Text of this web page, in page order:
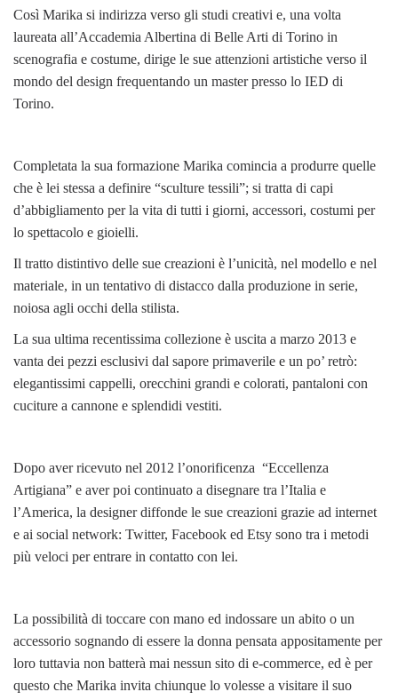
Così Marika si indirizza verso gli studi creativi e, una volta
laureata all’Accademia Albertina di Belle Arti di Torino in
scenografia e costume, dirige le sue attenzioni artistiche verso il
mondo del design frequentando un master presso lo IED di
Torino.
Completata la sua formazione Marika comincia a produrre quelle
che è lei stessa a definire “sculture tessili”; si tratta di capi
d’abbigliamento per la vita di tutti i giorni, accessori, costumi per
lo spettacolo e gioielli.
Il tratto distintivo delle sue creazioni è l’unicità, nel modello e nel
materiale, in un tentativo di distacco dalla produzione in serie,
noiosa agli occhi della stilista.
La sua ultima recentissima collezione è uscita a marzo 2013 e
vanta dei pezzi esclusivi dal sapore primaverile e un po’ retrò:
elegantissimi cappelli, orecchini grandi e colorati, pantaloni con
cuciture a cannone e splendidi vestiti.
Dopo aver ricevuto nel 2012 l’onorificenza “Eccellenza
Artigiana” e aver poi continuato a disegnare tra l’Italia e
l’America, la designer diffonde le sue creazioni grazie ad internet
e ai social network: Twitter, Facebook ed Etsy sono tra i metodi
più veloci per entrare in contatto con lei.
La possibilità di toccare con mano ed indossare un abito o un
accessorio sognando di essere la donna pensata appositamente per
loro tuttavia non batterà mai nessun sito di e-commerce, ed è per
questo che Marika invita chiunque lo volesse a visitare il suo